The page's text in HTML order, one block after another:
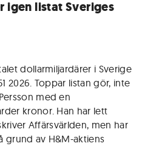
igen listat Sveriges
dollarmiljardärer i Sverige
2026. Toppar listan gör, inte
med en
kronor. Han har lett
Affärsvärlden, men har
grund av H&M-aktiens